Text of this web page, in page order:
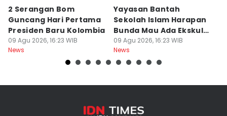
2 Serangan Bom
Guncang Hari Pertama
Presiden Baru Kolombia
09 Agu 2026, 16:23 WIB
News
Yayasan Bantah
Sekolah Islam Harapan
Bunda Mau Ada Ekskul
Menembak
09 Agu 2026, 16:23 WIB
News